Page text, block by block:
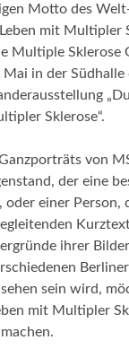
Motto des
mit Multipler
Multiple Sklerose
in der Südhalle
Sklerose“.
von
der eine
oder einer Person,
ihrer
sein wird,
mit Multipler